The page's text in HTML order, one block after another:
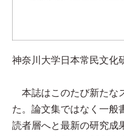
神奈川大学日本常民文
本誌はこのたび新たな
た。論文集ではなく一般
読者層へと最新の研究成